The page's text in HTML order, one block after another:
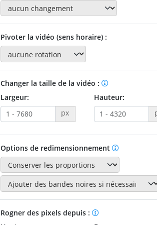
Pivoter la vidéo (sens horaire) :
Changer la taille de la vidéo :
Largeur:
px
Hauteur:
Options de redimensionnement
Rogner des pixels depuis :